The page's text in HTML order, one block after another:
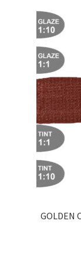
GOLDEN